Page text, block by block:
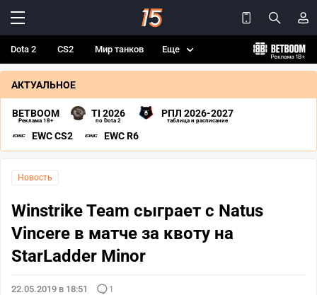
Dota 2 CS2 Мир танков Еще
АКТУАЛЬНОЕ
BETBOOM
Реклама 18+
TI 2026
по Dota 2
РПЛ 2026-2027
таблица и расписание
EWC CS2 EWC R6
Новость
Winstrike Team сыграет с Natus
Vincere в матче за квоту на
StarLadder Minor
22.05.2019 в 18:51 1